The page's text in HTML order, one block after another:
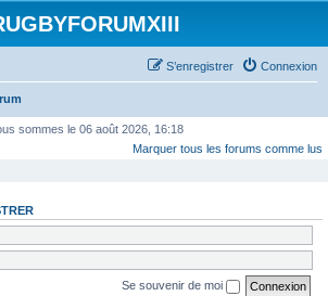
Connexion
S’enregistrer
sommes le 06 août 2026, 16:18
Marquer tous les forums comme lus
Se souvenir de moi